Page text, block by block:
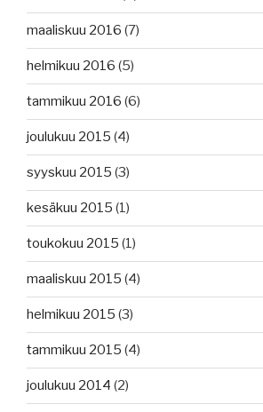
maaliskuu 2016 (7)
helmikuu 2016 (5)
tammikuu 2016 (6)
joulukuu 2015 (4)
syyskuu 2015 (3)
kesäkuu 2015 (1)
toukokuu 2015 (1)
maaliskuu 2015 (4)
helmikuu 2015 (3)
tammikuu 2015 (4)
joulukuu 2014 (2)